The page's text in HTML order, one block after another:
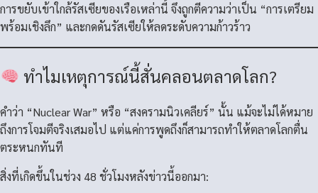
การขยับเข้าใกล้รัสเซียของเรือเหล่านี้ จึงถูกตีความว่าเป็น “การเตรียม
พร้อมเชิงลึก” และกดดันรัสเซียให้ลดระดับความก้าวร้าว
ทำไมเหตุการณ์นี้สั่นคลอนตลาดโลก?
คำว่า “Nuclear War” หรือ “สงครามนิวเคลียร์” นั้น แม้จะไม่ได้หมาย
ถึงการโจมตีจริงเสมอไป แต่แค่การพูดถึงก็สามารถทำให้ตลาดโลกตื่น
ตระหนกทันที
สิ่งที่เกิดขึ้นในช่วง 48 ชั่วโมงหลังข่าวนี้ออกมา: